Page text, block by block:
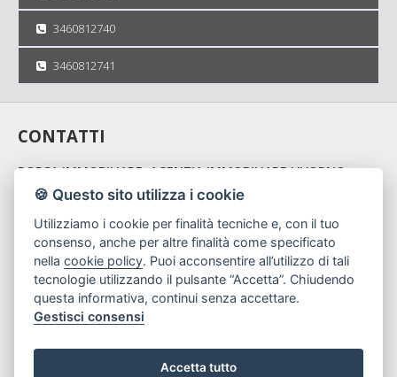
3460812740
3460812741
CONTATTI
BORSA IMMOBILIARE, AGENZIA IMMOBILIARE LIVORNO
Via Michon 5 - 57126 Livorno
CHIAMA ORA
Cell. 3460812740 | Cell. 3460812741
info@borsaimmobiliarelivorno.it
🍪 Questo sito utilizza i cookie
Utilizziamo i cookie per finalità tecniche e, con il tuo
consenso, anche per altre finalità come specificato
nellacookie policy. Puoi acconsentire all’utilizzo di tali
tecnologie utilizzando il pulsante “Accetta”. Chiudendo
questa informativa, continui senza accettare.
Gestisci consensi
Accetta tutto